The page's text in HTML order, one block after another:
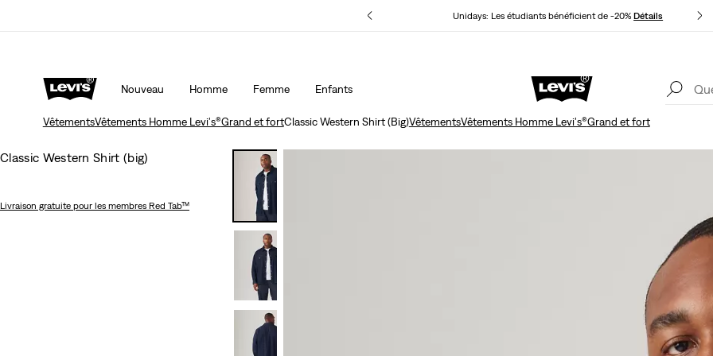
Détails Unidays: Les étudiants bénéficient de -20%Détails
Nouveau Homme Femme Enfants
Politique de livraison et de retours Mise à jour
VêtementsVêtements Homme Levi's®Grand et fortClassic Western Shirt (Big)VêtementsVêtements Homme Levi's®Grand et fort
Classic Western Shirt (big)
Livraison gratuite pour les membres Red Tab™